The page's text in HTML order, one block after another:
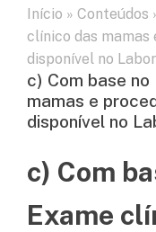
Início » Conteúdos
clínico das
disponível no
c) Com base
mamas e
disponível no
c) Com
Exame